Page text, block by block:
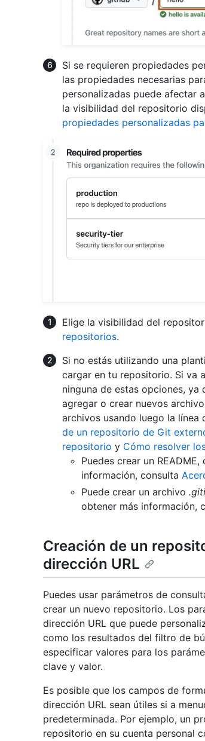
Si se requieren propiedades
las propiedades necesarias
personalizadas puede afectar
la visibilidad del repositorio
propiedades personalizadas
Elige la visibilidad del
repositorios.
Si no estás utilizando una
cargar en tu repositorio. Si va
ninguna de estas opciones,
agregar o crear nuevos
archivos usando luego la línea
de un repositorio de Git
repositorio y Cómo resolver
Puedes crear un
información, consulta
Puede crear un archivo
obtener más información,
Creación de un
dirección URL
Puedes usar parámetros de
crear un nuevo repositorio. Los
dirección URL que puede
como los resultados del filtro de
especificar valores para los
clave y valor.
Es posible que los campos de
dirección URL sean útiles si a
predeterminada. Por ejemplo, un
repositorio en su cuenta personal